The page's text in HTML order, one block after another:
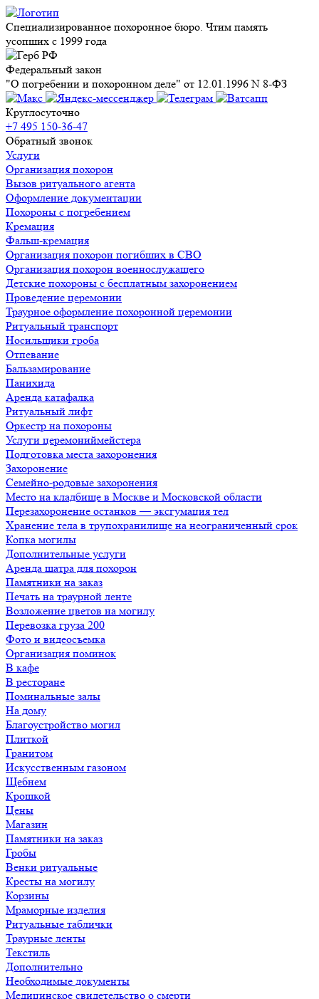
Специализированное похоронное бюро. Чтим память
усопших с 1999 года
Федеральный закон
"О погребении и похоронном деле" от 12.01.1996 N 8-ФЗ
Круглосуточно
+7 495 150-36-47
Обратный звонок
Услуги
Организация похорон
Вызов ритуального агента
Оформление документации
Похороны с погребением
Кремация
Фальш-кремация
Организация похорон погибших в СВО
Организация похорон военнослужащего
Детские похороны с бесплатным захоронением
Проведение церемонии
Траурное оформление похоронной церемонии
Ритуальный транспорт
Носильщики гроба
Отпевание
Бальзамирование
Панихида
Аренда катафалка
Ритуальный лифт
Оркестр на похороны
Услуги церемониймейстера
Подготовка места захоронения
Захоронение
Семейно-родовые захоронения
Место на кладбище в Москве и Московской области
Перезахоронение останков — эксгумация тел
Хранение тела в трупохранилище на неограниченный срок
Копка могилы
Дополнительные услуги
Аренда шатра для похорон
Памятники на заказ
Печать на траурной ленте
Возложение цветов на могилу
Перевозка груза 200
Фото и видеосъемка
Организация поминок
В кафе
В ресторане
Поминальные залы
На дому
Благоустройство могил
Плиткой
Гранитом
Искусственным газоном
Щебнем
Крошкой
Цены
Магазин
Памятники на заказ
Гробы
Венки ритуальные
Кресты на могилу
Корзины
Мраморные изделия
Ритуальные таблички
Траурные ленты
Текстиль
Дополнительно
Необходимые документы
Медицинское свидетельство о смерти